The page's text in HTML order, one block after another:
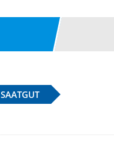
SAATGUT